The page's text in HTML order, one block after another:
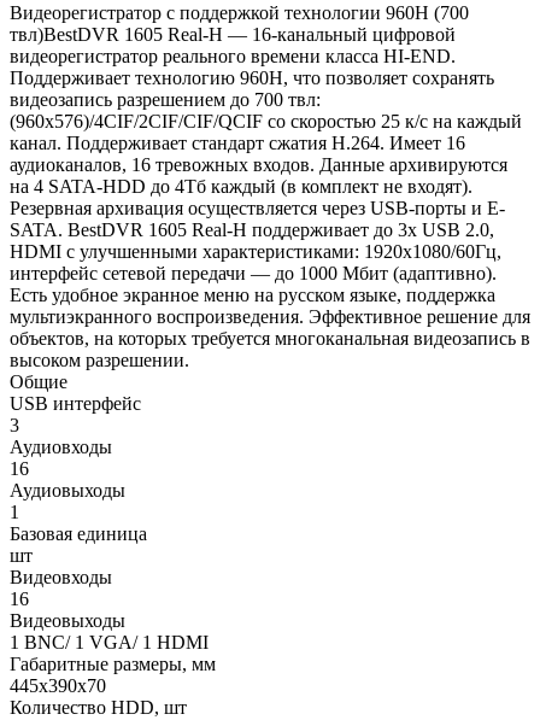
Видеорегистратор с поддержкой технологии 960H (700
твл)BestDVR 1605 Real-H — 16-канальный цифровой
видеорегистратор реального времени класса HI-END.
Поддерживает технологию 960H, что позволяет сохранять
видеозапись разрешением до 700 твл:
(960х576)/4CIF/2CIF/CIF/QCIF со скоростью 25 к/с на каждый
канал. Поддерживает стандарт сжатия H.264. Имеет 16
аудиоканалов, 16 тревожных входов. Данные архивируются
на 4 SATA-HDD до 4Тб каждый (в комплект не входят).
Резервная архивация осуществляется через USB-порты и E-
SATA. BestDVR 1605 Real-H поддерживает до 3х USB 2.0,
HDMI с улучшенными характеристиками: 1920x1080/60Гц,
интерфейс сетевой передачи — до 1000 Мбит (адаптивно).
Есть удобное экранное меню на русском языке, поддержка
мультиэкранного воспроизведения. Эффективное решение для
объектов, на которых требуется многоканальная видеозапись в
высоком разрешении.
Общие
USB интерфейс
3
Аудиовходы
16
Аудиовыходы
1
Базовая единица
шт
Видеовходы
16
Видеовыходы
1 BNC/ 1 VGA/ 1 HDMI
Габаритные размеры, мм
445x390x70
Количество HDD, шт